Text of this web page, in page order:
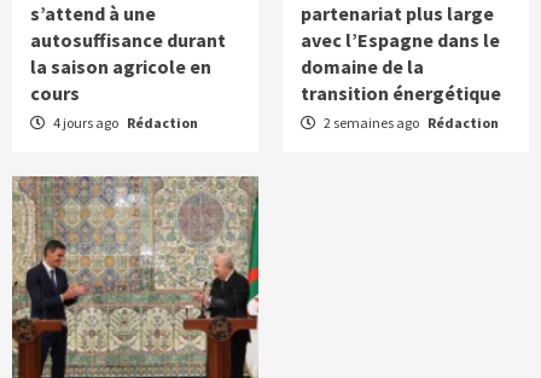
s’attend à une
autosuffisance durant
la saison agricole en
cours
4 jours ago Rédaction
partenariat plus large
avec l’Espagne dans le
domaine de la
transition énergétique
2 semaines ago Rédaction